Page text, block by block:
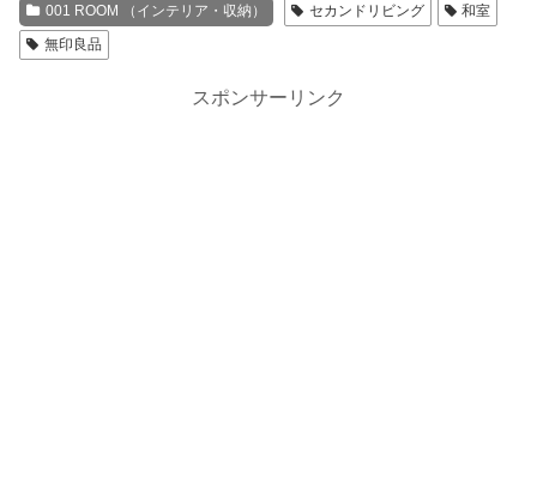
001 ROOM （インテリア・収納） セカンドリビング
和室
無印良品
スポンサーリンク